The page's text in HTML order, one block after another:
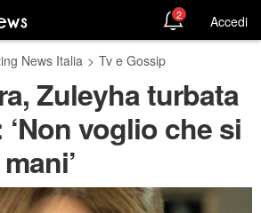
2 Accedi
News Italia > Tv e Gossip
Zuleyha turbata
voglio che si